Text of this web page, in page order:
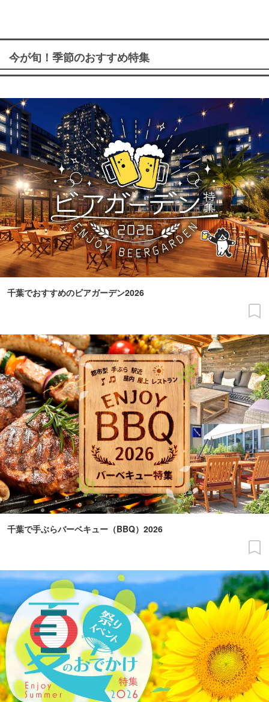
今が旬！季節のおすすめ特集
千葉でおすすめのビアガーデン2026
千葉で手ぶらバーベキュー（BBQ）2026